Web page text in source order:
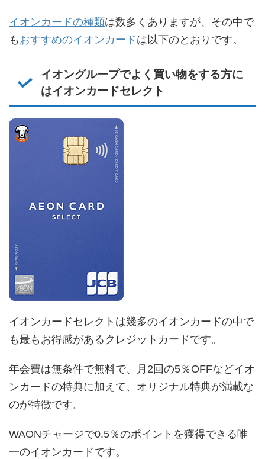
イオンカードの種類は数多くありますが、その中で
も おすすめのイオンカードは以下のとおりです。
イオングループでよく買い物をする方に
はイオンカードセレクト
イオンカードセレクトは幾多のイオンカードの中で
も最もお得感があるクレジットカードです。
年会費は無条件で無料で、月2回の5％OFFなどイオ
ンカードの特典に加えて、オリジナル特典が満載な
のが特徴です。
WAONチャージで0.5％のポイントを獲得できる唯
一のイオンカードです。